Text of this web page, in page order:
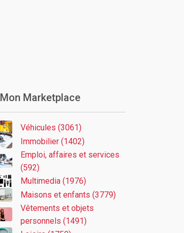
Mon Marketplace
Véhicules (3061)
Immobilier (1402)
Emploi, affaires et services
(592)
Multimedia (1976)
Maisons et enfants (3779)
Vêtements et objets
personnels (1491)